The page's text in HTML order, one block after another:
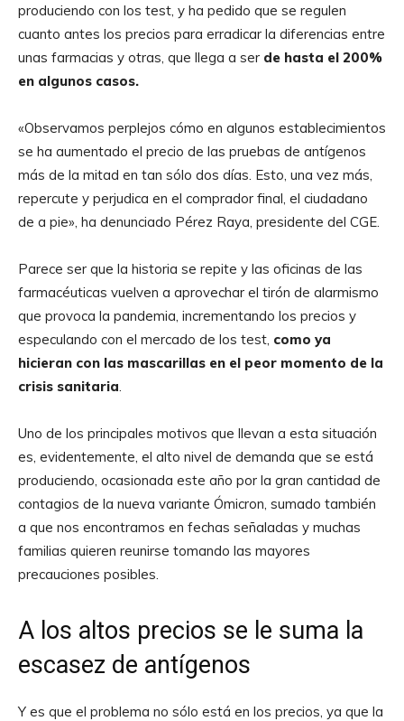
produciendo con los test, y ha pedido que se regulen
cuanto antes los precios para erradicar la diferencias entre
unas farmacias y otras, que llega a ser de hasta el 200%
en algunos casos.
«Observamos perplejos cómo en algunos establecimientos
se ha aumentado el precio de las pruebas de antígenos
más de la mitad en tan sólo dos días. Esto, una vez más,
repercute y perjudica en el comprador final, el ciudadano
de a pie», ha denunciado Pérez Raya, presidente del CGE.
Parece ser que la historia se repite y las oficinas de las
farmacéuticas vuelven a aprovechar el tirón de alarmismo
que provoca la pandemia, incrementando los precios y
especulando con el mercado de los test, como ya
hicieran con las mascarillas en el peor momento de la
crisis sanitaria.
Uno de los principales motivos que llevan a esta situación
es, evidentemente, el alto nivel de demanda que se está
produciendo, ocasionada este año por la gran cantidad de
contagios de la nueva variante Ómicron, sumado también
a que nos encontramos en fechas señaladas y muchas
familias quieren reunirse tomando las mayores
precauciones posibles.
A los altos precios se le suma la
escasez de antígenos
Y es que el problema no sólo está en los precios, ya que la